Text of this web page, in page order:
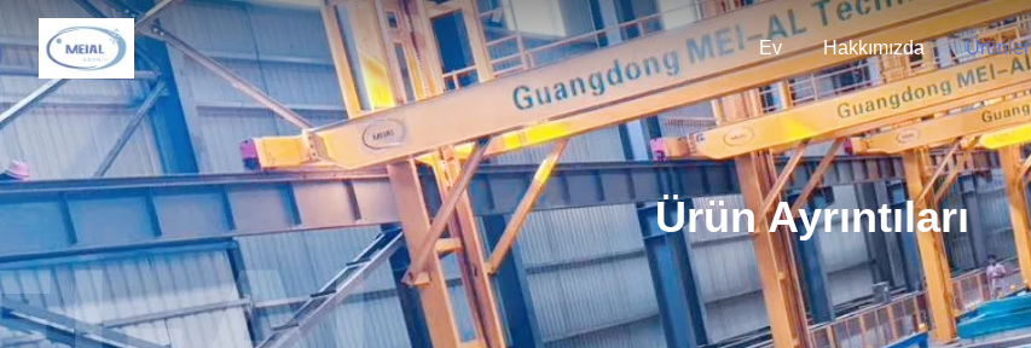
Ev Hakkımızda Ürünler
Ürün Ayrıntıları